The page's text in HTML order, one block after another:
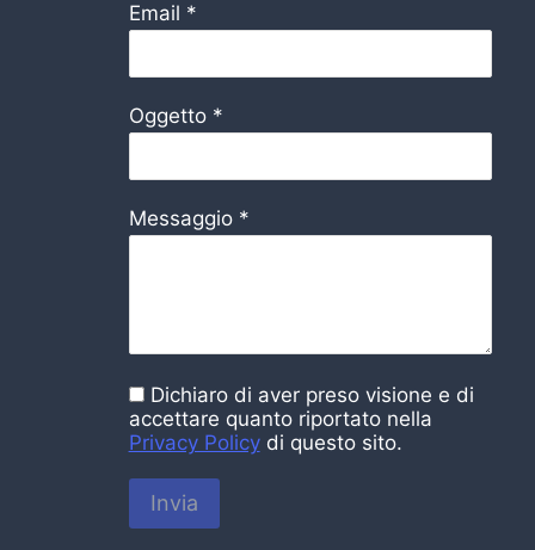
Email *
Oggetto *
Messaggio *
Dichiaro di aver preso visione e di
accettare quanto riportato nella
Privacy Policydi questo sito.
Invia